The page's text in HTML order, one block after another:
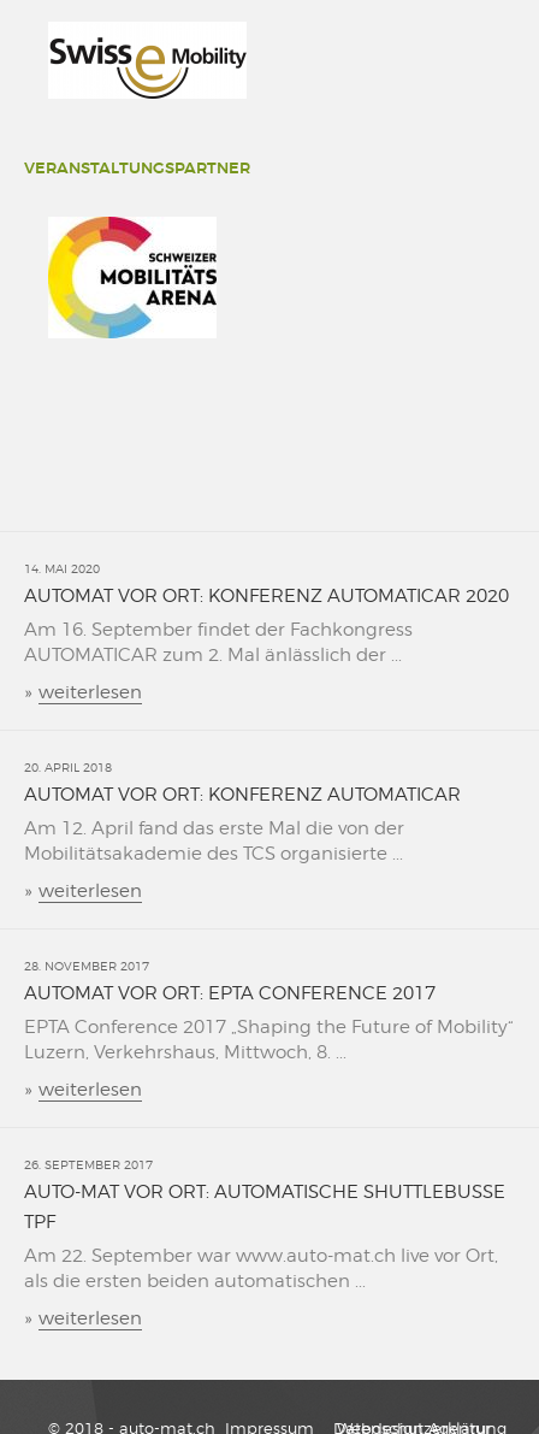
VERANSTALTUNGSPARTNER
14. MAI 2020
AUTOMAT VOR ORT: KONFERENZ AUTOMATICAR 2020
Am 16. September findet der Fachkongress
AUTOMATICAR zum 2. Mal änlässlich der ...
» weiterlesen
20. APRIL 2018
AUTOMAT VOR ORT: KONFERENZ AUTOMATICAR
Am 12. April fand das erste Mal die von der
Mobilitätsakademie des TCS organisierte ...
» weiterlesen
28. NOVEMBER 2017
AUTOMAT VOR ORT: EPTA CONFERENCE 2017
EPTA Conference 2017 „Shaping the Future of Mobility“
Luzern, Verkehrshaus, Mittwoch, 8. ...
» weiterlesen
26. SEPTEMBER 2017
AUTO-MAT VOR ORT: AUTOMATISCHE SHUTTLEBUSSE
TPF
Am 22. September war www.auto-mat.ch live vor Ort,
als die ersten beiden automatischen ...
» weiterlesen
© 2018 - auto-mat.ch Impressum Datenschutzerklärung
Webdesign Agentur